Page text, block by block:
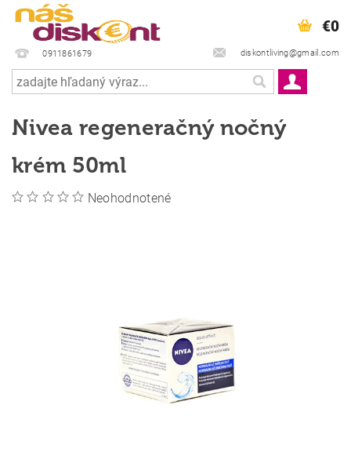
0911861679 diskontliving@gmail.com
€0
Nivea regeneračný nočný
krém 50ml
Neohodnotené